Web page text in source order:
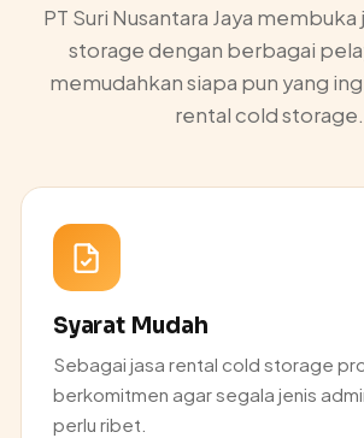
PT Suri Nusantara Jaya membuka
storage dengan berbagai
memudahkan siapa pun yang
rental cold storage.
Syarat Mudah
Sebagai jasa rental cold storage
berkomitmen agar segala jenis
perlu ribet.